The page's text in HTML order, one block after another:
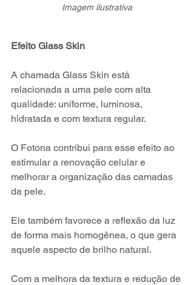
Imagem ilustrativa
Efeito Glass Skin
A chamada Glass Skin está
relacionada a uma pele com alta
qualidade: uniforme, luminosa,
hidratada e com textura regular.
O Fotona contribui para esse efeito ao
estimular a renovação celular e
melhorar a organização das camadas
da pele.
Ele também favorece a reflexão da luz
de forma mais homogênea, o que gera
aquele aspecto de brilho natural.
Com a melhora da textura e redução de